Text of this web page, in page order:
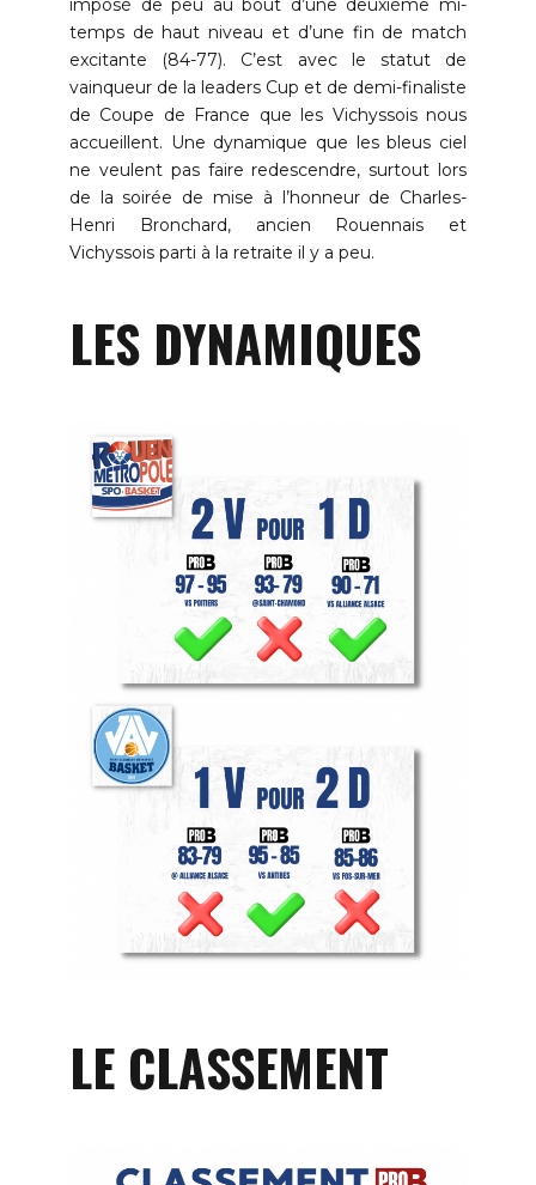
imposé de peu au bout d’une deuxième mi-
temps de haut niveau et d’une fin de match
excitante (84-77). C’est avec le statut de
vainqueur de la leaders Cup et de demi-finaliste
de Coupe de France que les Vichyssois nous
accueillent. Une dynamique que les bleus ciel
ne veulent pas faire redescendre, surtout lors
de la soirée de mise à l’honneur de Charles-
Henri Bronchard, ancien Rouennais et
Vichyssois parti à la retraite il y a peu.
LES DYNAMIQUES
LE CLASSEMENT